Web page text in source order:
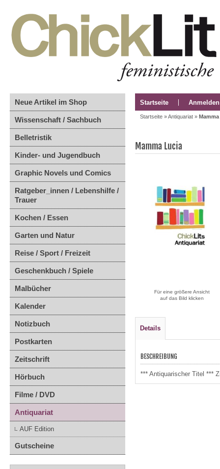
Neue Artikel im Shop
Wissenschaft / Sachbuch
Belletristik
Kinder- und Jugendbuch
Graphic Novels und Comics
Ratgeber_innen / Lebenshilfe /
Trauer
Kochen / Essen
Garten und Natur
Reise / Sport / Freizeit
Geschenkbuch / Spiele
Malbücher
Kalender
Notizbuch
Postkarten
Zeitschrift
Hörbuch
Filme / DVD
Antiquariat
AUF Edition
Gutscheine
Startseite Anmelden
Startseite »Antiquariat »
Mamma Lucia
Für eine größere Ansicht
auf das Bild klicken
Details
BESCHREIBUNG
*** Antiquarischer Titel ***